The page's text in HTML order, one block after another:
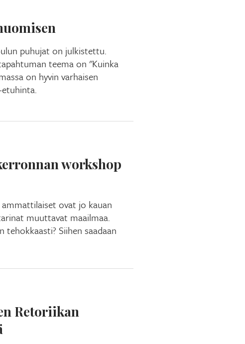
puhujat on julkistettu.
teema on "Kuinka
on hyvin varhaisen
workshop
ovat jo kauan
muuttavat maailmaa.
Siihen saadaan
Retoriikan